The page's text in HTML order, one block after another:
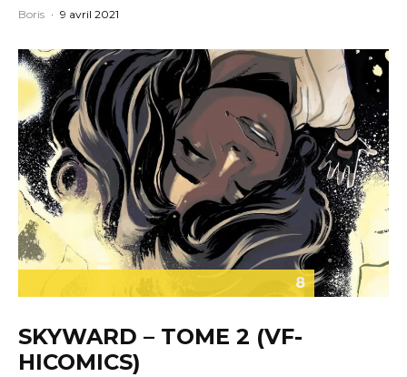
Boris · 9 avril 2021
8
SKYWARD – TOME 2 (VF-
HICOMICS)